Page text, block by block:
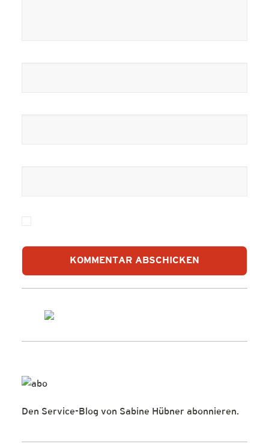
Den Service-Blog von Sabine Hübner abonnieren.